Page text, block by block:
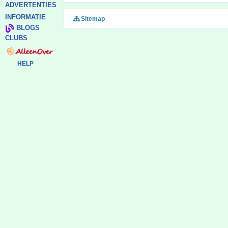
ADVERTENTIES
INFORMATIE
BLOGS
CLUBS
HELP
Sitemap